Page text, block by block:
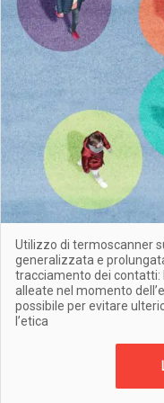
Utilizzo di termoscanner
generalizzata e
tracciamento dei contatti:
alleate nel momento
possibile per evitare
l’etica